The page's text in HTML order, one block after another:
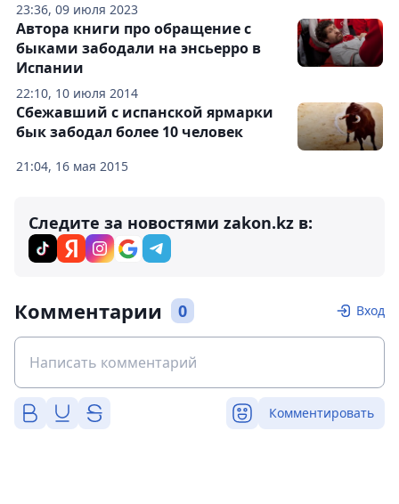
23:36, 09 июля 2023
22:10, 10 июля 2014
Автора книги про обращение с
быками забодали на энсьерро в
Испании
21:04, 16 мая 2015
Сбежавший с испанской ярмарки
бык забодал более 10 человек
Следите за новостями zakon.kz в:
Комментарии 0 Вход
Комментировать